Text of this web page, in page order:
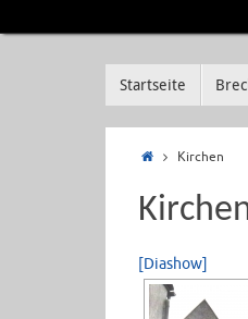
Startseite
Kirchen
[Diashow]